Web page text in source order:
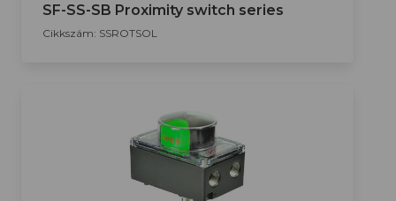
SF-SS-SB Proximity switch series
Cikkszám: SSROTSOL